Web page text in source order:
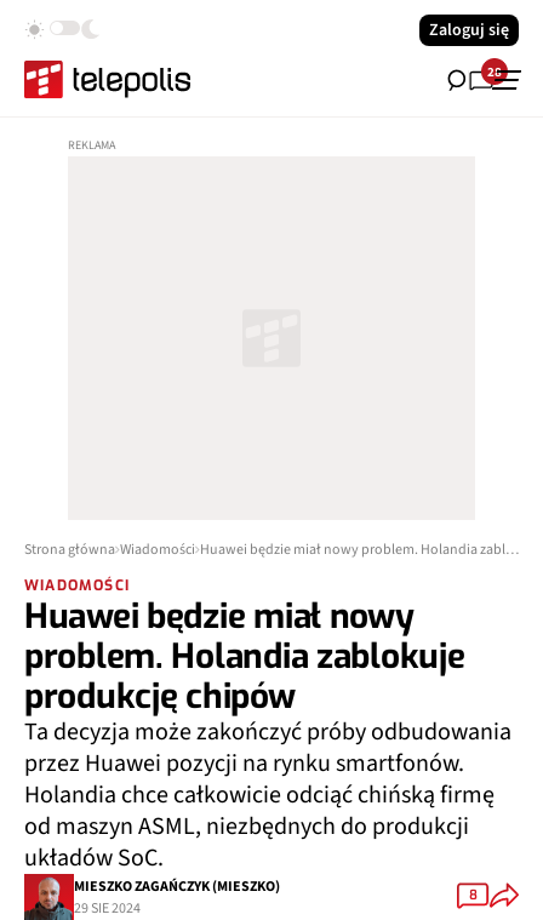
Zaloguj się
28
Strona główna Wiadomości Huawei będzie miał nowy problem. Holandia zablokuje produkcję chipów
WIADOMOŚCI
Huawei będzie miał nowy
problem. Holandia zablokuje
produkcję chipów
Ta decyzja może zakończyć próby odbudowania
przez Huawei pozycji na rynku smartfonów.
Holandia chce całkowicie odciąć chińską firmę
od maszyn ASML, niezbędnych do produkcji
układów SoC.
MIESZKO ZAGAŃCZYK (MIESZKO)
29 SIE 2024
8